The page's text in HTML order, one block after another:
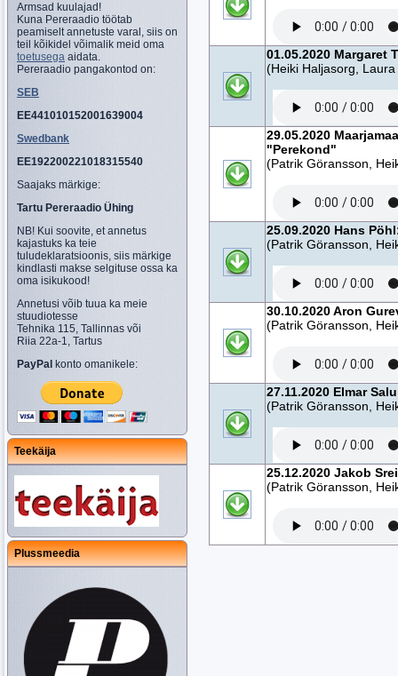
Armsad kuulajad!
Kuna Pereraadio töötab
peamiselt annetuste varal, siis on
teil kõikidel võimalik meid oma
toetusega aidata.
Pereraadio pangakontod on:
SEB
EE441010152001639004
Swedbank
EE192200221018315540
Saajaks märkige:
Tartu Pereraadio Ühing
NB! Kui soovite, et annetus
kajastuks ka teie
tuludeklaratsioonis, siis märkige
kindlasti makse selgituse ossa ka
oma isikukood!
Annetusi võib tuua ka meie
stuudiotesse
Tehnika 115, Tallinnas või
Riia 22a-1, Tartus
PayPal konto omanikele:
Teekäija
Plussmeedia
01.05.2020 Margaret
(Heiki Haljasorg,
29.05.2020
"Perekond"
(Patrik Göransson,
25.09.2020 Hans
(Patrik Göransson,
30.10.2020 Aron
(Patrik Göransson,
27.11.2020 Elmar
(Patrik Göransson,
25.12.2020 Jakob
(Patrik Göransson,